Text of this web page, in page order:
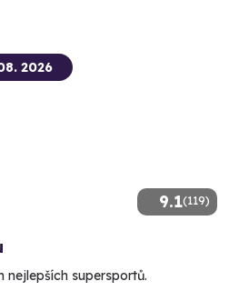
9.1(119)
2026
nejlepších supersportů.